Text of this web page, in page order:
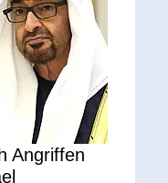
Angriffen